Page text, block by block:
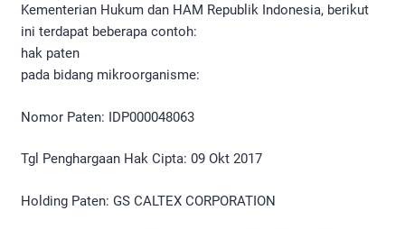
Kementerian Hukum dan HAM Republik Indonesia, berikut
ini terdapat beberapa contoh:
hak paten
pada bidang mikroorganisme:
Nomor Paten: IDP000048063
Tgl Penghargaan Hak Cipta: 09 Okt 2017
Holding Paten: GS CALTEX CORPORATION